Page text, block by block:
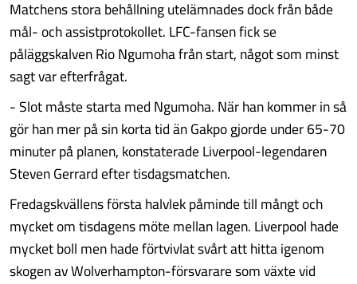
Matchens stora behållning utelämnades dock från både
mål- och assistprotokollet. LFC-fansen fick se
påläggskalven Rio Ngumoha från start, något som minst
sagt var efterfrågat.
- Slot måste starta med Ngumoha. När han kommer in så
gör han mer på sin korta tid än Gakpo gjorde under 65-70
minuter på planen, konstaterade Liverpool-legendaren
Steven Gerrard efter tisdagsmatchen.
Fredagskvällens första halvlek påminde till mångt och
mycket om tisdagens möte mellan lagen. Liverpool hade
mycket boll men hade förtvivlat svårt att hitta igenom
skogen av Wolverhampton-försvarare som växte vid